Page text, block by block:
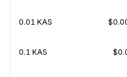
0.01 KAS
0.1 KAS